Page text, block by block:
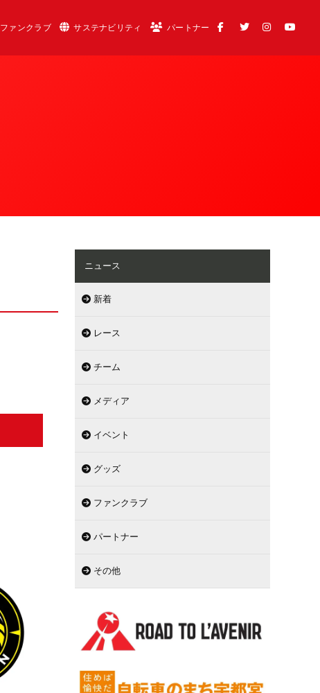
ファンクラブ サステナビリティ パートナー
ニュース
新着
レース
チーム
メディア
イベント
グッズ
ファンクラブ
パートナー
その他